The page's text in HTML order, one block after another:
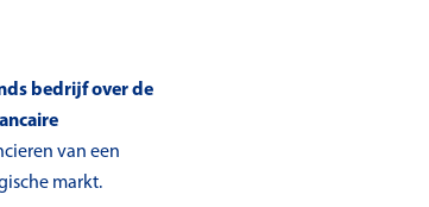
bedrijf over de
van een
markt.